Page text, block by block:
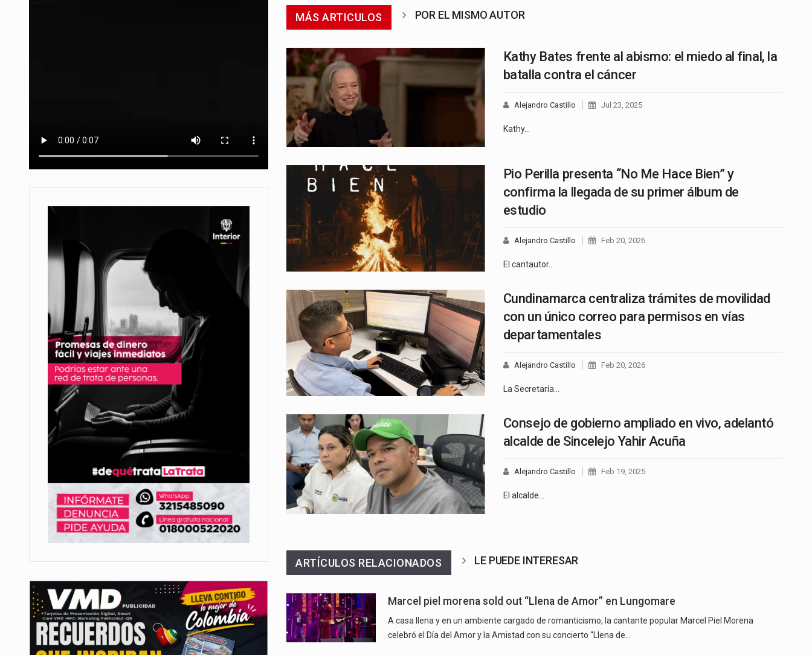
MÁS ARTICULOS POR EL MISMO AUTOR
Kathy Bates frente al abismo: el miedo al final, la
batalla contra el cáncer
Alejandro Castillo Jul 23, 2025
Kathy…
Pio Perilla presenta “No Me Hace Bien” y
confirma la llegada de su primer álbum de
estudio
Alejandro Castillo Feb 20, 2026
El cantautor…
Cundinamarca centraliza trámites de movilidad
con un único correo para permisos en vías
departamentales
Alejandro Castillo Feb 20, 2026
La Secretaría…
Consejo de gobierno ampliado en vivo, adelantó
alcalde de Sincelejo Yahir Acuña
Alejandro Castillo Feb 19, 2025
El alcalde…
ARTÍCULOS RELACIONADOS LE PUEDE INTERESAR
Marcel piel morena sold out “Llena de Amor” en Lungomare
A casa llena y en un ambiente cargado de romanticismo, la cantante popular Marcel Piel Morena
celebró el Día del Amor y la Amistad con su concierto “Llena de…